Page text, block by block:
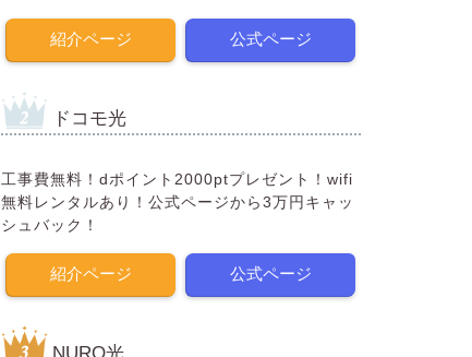
紹介ページ 公式ページ
ドコモ光
工事費無料！dポイント2000ptプレゼント！wifi
無料レンタルあり！公式ページから3万円キャッ
シュバック！
紹介ページ 公式ページ